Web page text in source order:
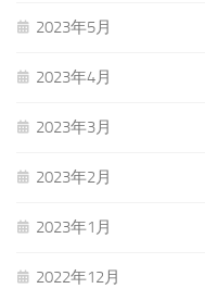
2023年5月
2023年4月
2023年3月
2023年2月
2023年1月
2022年12月